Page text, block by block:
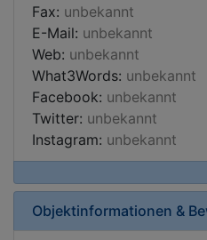
Fax: unbekannt
E-Mail: unbekannt
Web: unbekannt
What3Words: unbekannt
Facebook: unbekannt
Twitter: unbekannt
Instagram: unbekannt
Objektinformationen &